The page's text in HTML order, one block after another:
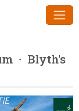
· Blyth's